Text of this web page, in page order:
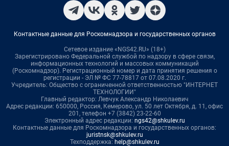
Контактные данные для Роскомнадзора и государственных органов
Сетевое издание «NGS42.RU» (18+)
Зарегистрировано Федеральной службой по надзору в сфере связи,
информационных технологий и массовых коммуникаций
(Роскомнадзор). Регистрационный номер и дата принятия решения о
регистрации - ЭЛ № ФС 77-78817 от 07.08.2020 г.
Учредитель: Общество с ограниченной ответственностью "ИНТЕРНЕТ
ТЕХНОЛОГИИ"
Главный редактор: Левчук Александр Николаевич
Адрес редакции: 650000, Россия, Кемерово, ул. 50 лет Октября, д. 11, офис
201, телефон +7 (3842) 23-22-60
Электронный адрес редакции: ngs42@shkulev.ru
Контактные данные для Роскомнадзора и государственных органов:
juristnsk@shkulev.ru
Техподдержка: help@shkulev.ru